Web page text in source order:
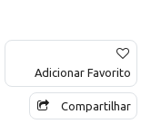
Adicionar Favorito
Compartilhar